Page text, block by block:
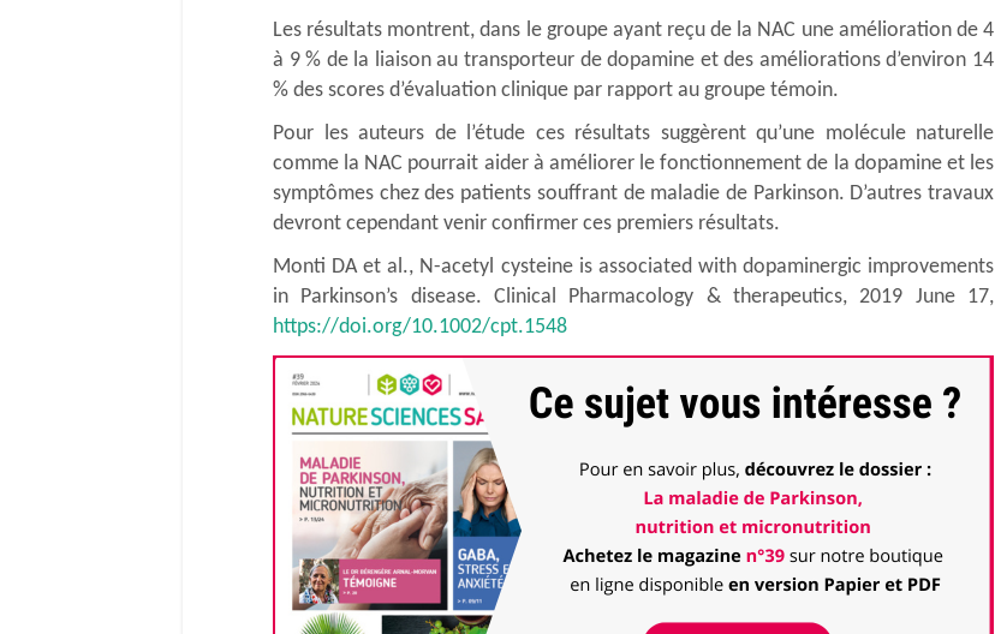
Les résultats montrent, dans le groupe ayant reçu de la NAC une amélioration de 4
à 9 % de la liaison au transporteur de dopamine et des améliorations d’environ 14
% des scores d’évaluation clinique par rapport au groupe témoin.
Pour les auteurs de l’étude ces résultats suggèrent qu’une molécule naturelle
comme la NAC pourrait aider à améliorer le fonctionnement de la dopamine et les
symptômes chez des patients souffrant de maladie de Parkinson. D’autres travaux
devront cependant venir confirmer ces premiers résultats.
Monti DA et al., N-acetyl cysteine is associated with dopaminergic improvements
in Parkinson’s disease. Clinical Pharmacology & therapeutics, 2019 June 17,
https://doi.org/10.1002/cpt.1548